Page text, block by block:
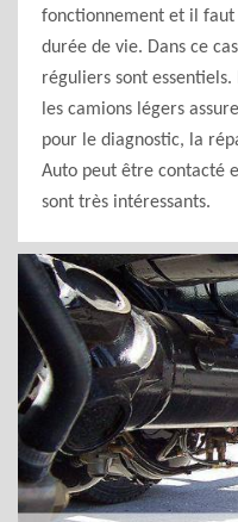
fonctionnement et il
durée de vie. Dans ce
réguliers sont
les camions légers
pour le diagnostic, la
Auto peut être contacté
sont très intéressants.